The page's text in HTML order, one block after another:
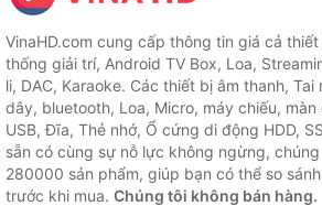
VinaHD.com cung cấp thông tin giá cả
thống giải trí, Android TV Box, Loa,
li, DAC, Karaoke. Các thiết bị âm thanh,
dây, bluetooth, Loa, Micro, máy chiếu,
USB, Đĩa, Thẻ nhớ, Ổ cứng di động HDD,
sẵn có cùng sự nỗ lực không ngừng,
280000 sản phẩm, giúp bạn có thể so
trước khi mua. Chúng tôi không bán hàng.